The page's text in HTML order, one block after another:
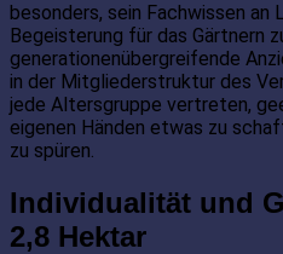
besonders, sein Fachwissen an
Begeisterung für das Gärtnern
generationenübergreifende
in der Mitgliederstruktur des
jede Altersgruppe vertreten,
eigenen Händen etwas zu
zu spüren.
Individualität und
2,8 Hektar